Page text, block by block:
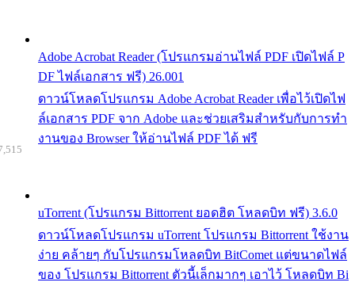
Adobe Acrobat Reader (โปรแกรมอ่านไฟล์ PDF เปิดไฟล์ P
DF ไฟล์เอกสาร ฟรี) 26.001
ดาวน์โหลดโปรแกรม Adobe Acrobat Reader เพื่อไว้เปิดไฟ
ล์เอกสาร PDF จาก Adobe และช่วยเสริมสำหรับกับการทำ
งานของ Browser ให้อ่านไฟล์ PDF ได้ ฟรี
uTorrent (โปรแกรม Bittorrent ยอดฮิต โหลดบิท ฟรี) 3.6.0
ดาวน์โหลดโปรแกรม uTorrent โปรแกรม Bittorrent ใช้งาน
ง่าย คล้ายๆ กับโปรแกรมโหลดบิท BitComet แต่ขนาดไฟล์
ของ โปรแกรม Bittorrent ตัวนี้เล็กมากๆ เอาไว้ โหลดบิท Bi